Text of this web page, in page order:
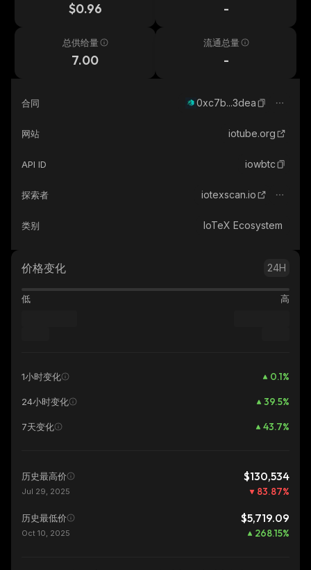
$0.96 -
总供给量
7.00
流通总量
-
合同 0xc7b...3dea
网站 iotube.org
API ID iowbtc
探索者 iotexscan.io
类别 IoTeX Ecosystem
价格变化 24H
低 高
1小时变化 0.1%
24小时变化 39.5%
7天变化 43.7%
历史最高价 $130,534
Jul 29, 2025 83.87%
历史最低价 $5,719.09
Oct 10, 2025 268.15%